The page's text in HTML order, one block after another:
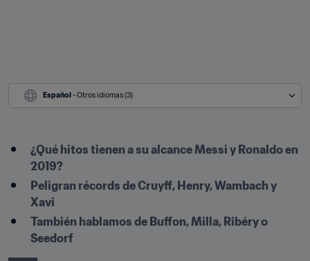
Español - Otros idiomas (3)
¿Qué hitos tienen a su alcance Messi y Ronaldo en
2019?
Peligran récords de Cruyff, Henry, Wambach y
Xavi
También hablamos de Buffon, Milla, Ribéry o
Seedorf